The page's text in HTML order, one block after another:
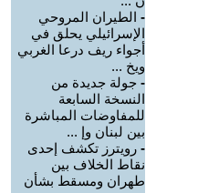
- الطيران المروحي
الإسرائيلي يحلق في
أجواء ريف درعا الغربي
ويخ ...
- جولة جديدة من
النسخة السابعة
للمفاوضات المباشرة
بين لبنان وإ ...
- رويترز تكشف إحدى
نقاط الخلاف بين
طهران ومسقط بشأن